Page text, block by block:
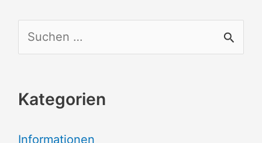
u
h
Kategorien
Informationen